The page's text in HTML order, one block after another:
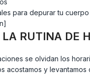
para depurar tu
RUTINA DE
se olvidan los
acostamos y